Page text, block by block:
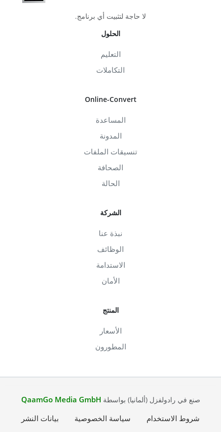
لا حاجة لتثبيت أي برنامج.
الحلول
التعليم
التكاملات
Online-Convert
المساعدة
المدونة
تنسيقات الملفات
الصحافة
الحالة
الشركة
نبذة عنا
الوظائف
الاستدامة
الأمان
المنتج
الأسعار
المطورون
صنع في رادولفزل (ألمانيا) بواسطة QaamGo Media GmbH
شروط الاستخدام
سياسة الخصوصية بيانات النشر